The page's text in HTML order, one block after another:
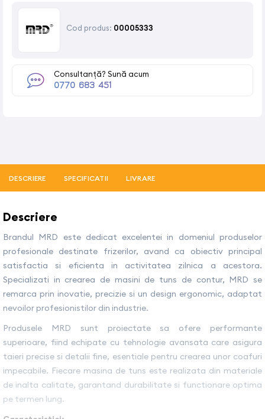
Cod produs: 00005333
Consultanță? Sună acum
0770 683 451
DESCRIERE SPECIFICATII LIVRARE
Descriere
Brandul MRD este dedicat excelentei in domeniul produselor
profesionale destinate frizerilor, avand ca obiectiv principal
satisfactia si eficienta in activitatea zilnica a acestora.
Specializati in crearea de masini de tuns de contur, MRD se
remarca prin inovatie, precizie si un design ergonomic, adaptat
nevoilor profesionistilor din industrie.
Produsele MRD sunt proiectate sa ofere performante
superioare, fiind echipate cu tehnologie avansata care asigura
taieri precise si detalii fine, esentiale pentru crearea unor coafuri
impecabile. Fiecare masina de tuns este realizata din materiale
de inalta calitate, garantand durabilitate si functionare optima
pe termen lung.